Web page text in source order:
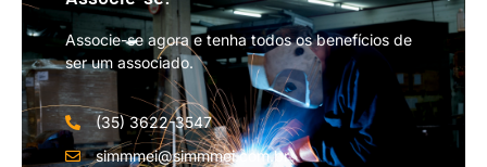
Associe-se agora e tenha todos os benefícios de
ser um associado.
(35) 3622-3547
simmmei@simmmei.com.br